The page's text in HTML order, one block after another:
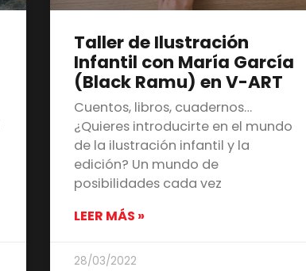
Taller de Ilustración
Infantil con María García
(Black Ramu) en V-ART
Cuentos, libros, cuadernos…
¿Quieres introducirte en el mundo
de la ilustración infantil y la
edición? Un mundo de
posibilidades cada vez
LEER MÁS »
28/03/2022